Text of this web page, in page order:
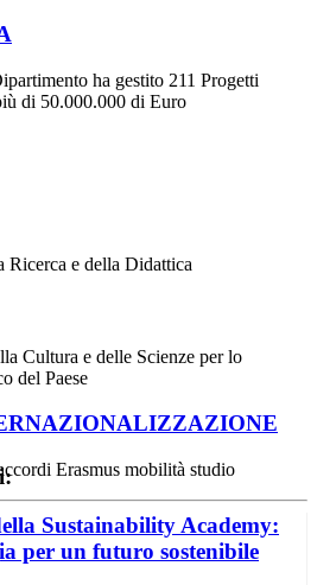
ha gestito 211 Progetti
di 50.000.000 di Euro
Ricerca e della Didattica
Cultura e delle Scienze per lo
del Paese
Erasmus mobilità studio
Sustainability Academy:
per un futuro sostenibile